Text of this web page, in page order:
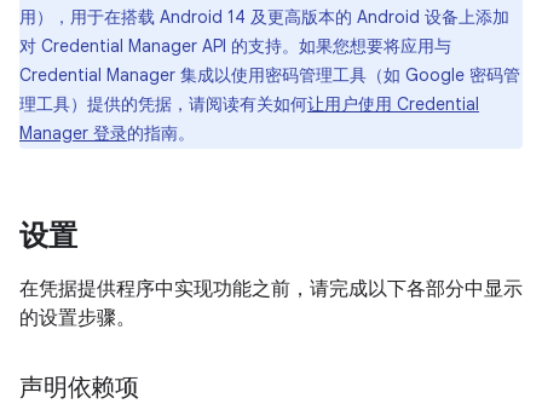
用），用于在搭载 Android 14 及更高版本的 Android 设备上添加
对 Credential Manager API 的支持。如果您想要将应用与
Credential Manager 集成以使用密码管理工具（如 Google 密码管
理工具）提供的凭据，请阅读有关如何让用户使用 Credential
Manager 登录的指南。
设置
在凭据提供程序中实现功能之前，请完成以下各部分中显示
的设置步骤。
声明依赖项